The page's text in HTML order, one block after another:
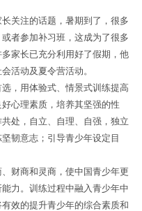
关注的话题，暑期到了，很多
者参加补习班，这成为了很多
家长已充分利用好了假期，他
活动及夏令营活动。
，用体验式、情景式训练提高
心理素质，培养其坚强的性
处，自立、自理、自强，独立
韧意志；引导青少年设定目
财商和灵商，使中国青少年更
力。训练过程中融入青少年中
效的提升青少年的综合素质和